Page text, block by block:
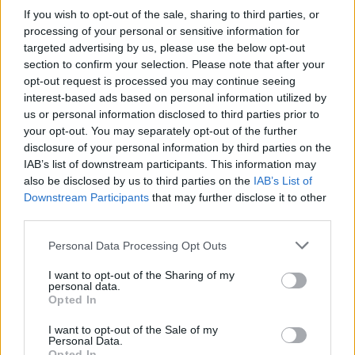
If you wish to opt-out of the sale, sharing to third parties, or
processing of your personal or sensitive information for
targeted advertising by us, please use the below opt-out
section to confirm your selection. Please note that after your
opt-out request is processed you may continue seeing
interest-based ads based on personal information utilized by
us or personal information disclosed to third parties prior to
your opt-out. You may separately opt-out of the further
disclosure of your personal information by third parties on the
IAB’s list of downstream participants. This information may
also be disclosed by us to third parties on the IAB’s List of
Downstream Participants that may further disclose it to other
Personal Data Processing Opt Outs
I want to opt-out of the Sharing of my
personal data.
Opted In
I want to opt-out of the Sale of my
Personal Data.
Úterní válka v ulicích Prahy objektivem EkoListu
28.9.2000 14:50 | PRAHA (EkoList)
Se zpožděním vám nabízíme fotografie z úterý 26. září, kdy se
demonstranti, mezi nimiž převládali zahraniční anarchisté a mladí
komunisté, pokusili zaútočit na Kongresové centrum, kde právě
probíhal zahajovací ceremoniál Výročního zasedáníSvětové banky
(SB)a Mezinárodního měnového fondu (MMF). Demonstranti se
rozdělili na dva velké proudy, z nichž jeden skončil na Nuselském
mostě a druhý se vydal přes Karlovo náměstí pod Vyšehrad. V
Lumírově ulici pak agresivní a rozvášněný dav zaútočil dlažebními
kostkami, kamením, cihlami a zápalnými lahvemi na policisty, kteří
se jim v přístupu ke Kongresovému centru snažili zabránit. Pouliční
bitky pokračovaly ještě ve večerních hodinách, kdy profesionální
restauraceMcDonaldsna Václavském náměstí a rozbily výlohy
prodejnyMercedes-Benzna Vinohradské třídě a několika poboček
v centru Prahy. Klid v ulicích se policistům podařilo obnovit až
kolem půlnoci.
Reportér EkoListu surově zbit skinheady